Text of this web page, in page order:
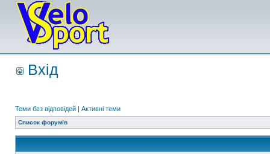
Вхід
Теми без відповідей | Активні теми
Список форумів